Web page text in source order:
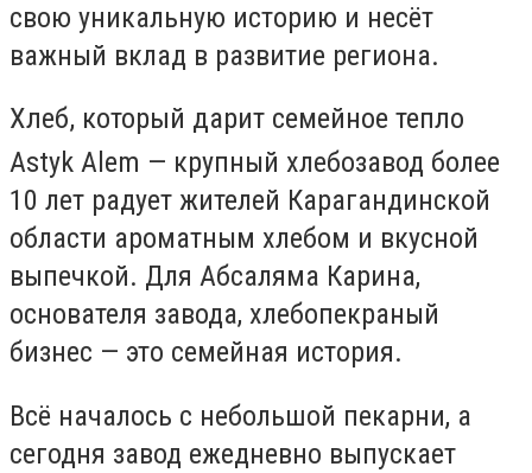
свою уникальную историю и несёт
важный вклад в развитие региона.
Хлеб, который дарит семейное тепло
Astyk Alem — крупный хлебозавод более
10 лет радует жителей Карагандинской
области ароматным хлебом и вкусной
выпечкой. Для Абсаляма Карина,
основателя завода, хлебопекраный
бизнес — это семейная история.
Всё началось с небольшой пекарни, а
сегодня завод ежедневно выпускает